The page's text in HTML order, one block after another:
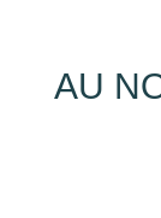
AU